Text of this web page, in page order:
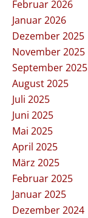
Februar 2026
Januar 2026
Dezember 2025
November 2025
September 2025
August 2025
Juli 2025
Juni 2025
Mai 2025
April 2025
März 2025
Februar 2025
Januar 2025
Dezember 2024